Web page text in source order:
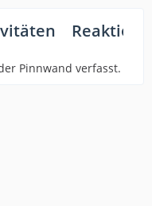
Pinnwand verfasst.